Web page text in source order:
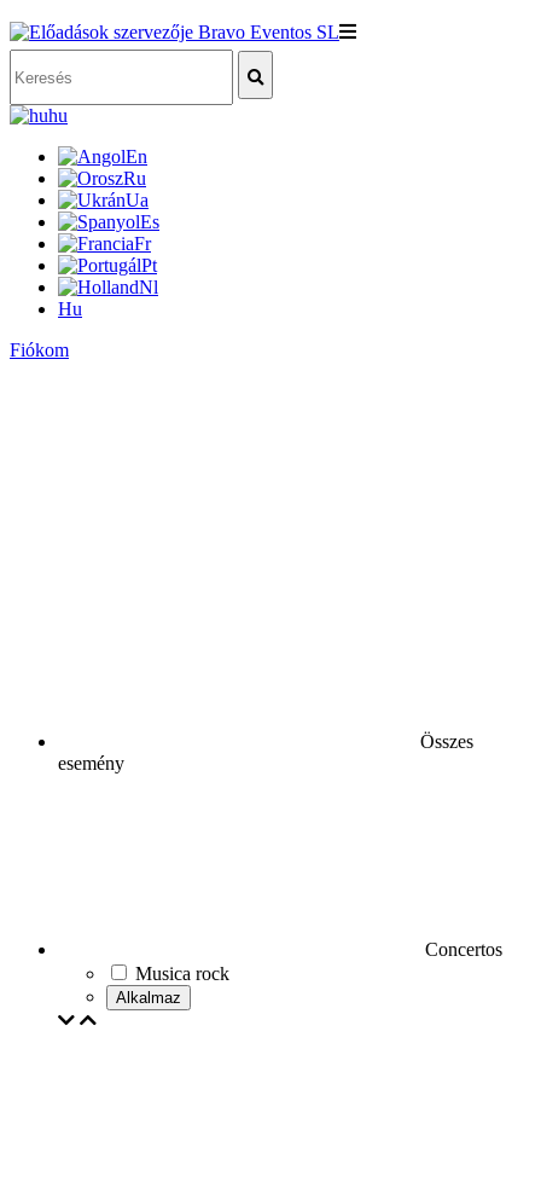
hu
En
Ru
Ua
Es
Fr
Pt
Nl
Hu
Fiókom
Összes
esemény
Concertos
Musica rock
Alkalmaz